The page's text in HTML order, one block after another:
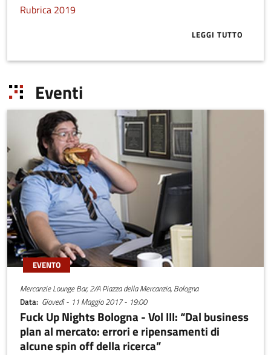
Rubrica 2019
LEGGI TUTTO
ABOUT
Eventi
EVENTO
Mercanzie Lounge Bar, 2/A Piazza della Mercanzia, Bologna
Data Giovedì - 11 Maggio 2017 - 19:00
Fuck Up Nights Bologna - Vol III: “Dal business
plan al mercato: errori e ripensamenti di
alcune spin off della ricerca”